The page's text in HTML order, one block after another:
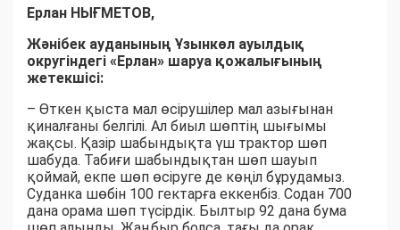
Ерлан НЫҒМЕТОВ,
Жәнібек ауданының Ұзынкөл ауылдық
округіндегі «Ерлан» шаруа қожалығының
жетекшісі:
– Өткен қыста мал өсірушілер мал азығынан
қиналғаны белгілі. Ал биыл шөптің шығымы
жақсы. Қазір шабындықта үш трактор шөп
шабуда. Табиғи шабындықтан шөп шауып
қоймай, екпе шөп өсіруге де көңіл бұрудамыз.
Суданка шөбін 100 гектарға еккенбіз. Содан 700
дана орама шөп түсірдік. Былтыр 92 дана бума